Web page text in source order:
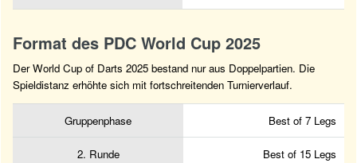
Format des PDC World Cup 2025
Der World Cup of Darts 2025 bestand nur aus Doppelpartien. Die
Spieldistanz erhöhte sich mit fortschreitenden Turnierverlauf.
Gruppenphase Best of 7 Legs
2. Runde Best of 15 Legs